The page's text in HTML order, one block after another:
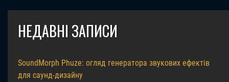
НЕДАВНІ ЗАПИСИ
SoundMorph Phuze: огляд генератора звукових ефектів
для саунд-дизайну